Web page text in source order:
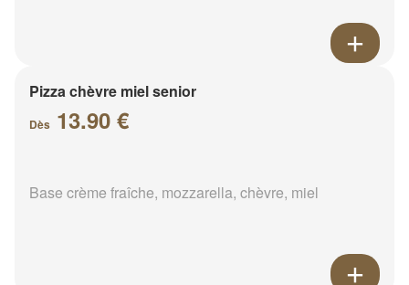
Pizza chèvre miel senior
Dès 13.90 €
Base crème fraîche, mozzarella, chèvre, miel